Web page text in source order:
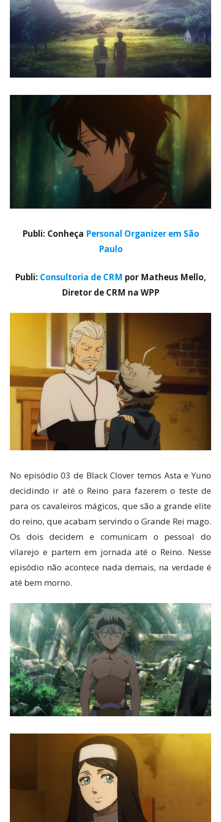
Publi: Conheça Personal Organizer em São
Paulo
Publi: Consultoria de CRM por Matheus Mello,
Diretor de CRM na WPP
No episódio 03 de Black Clover temos Asta e Yuno
decidindo ir até o Reino para fazerem o teste de
para os cavaleiros mágicos, que são a grande elite
do reino, que acabam servindo o Grande Rei mago.
Os dois decidem e comunicam o pessoal do
vilarejo e partem em jornada até o Reino. Nesse
episódio não acontece nada demais, na verdade é
até bem morno.